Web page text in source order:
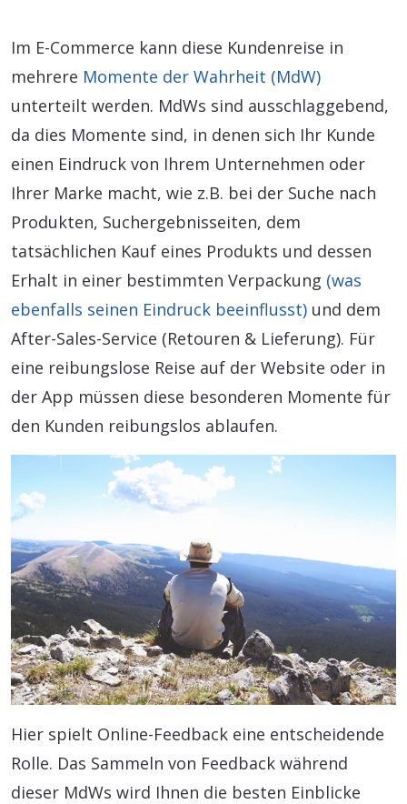
Im E-Commerce kann diese Kundenreise in
mehrere Momente der Wahrheit (MdW)
unterteilt werden. MdWs sind ausschlaggebend,
da dies Momente sind, in denen sich Ihr Kunde
einen Eindruck von Ihrem Unternehmen oder
Ihrer Marke macht, wie z.B. bei der Suche nach
Produkten, Suchergebnisseiten, dem
tatsächlichen Kauf eines Produkts und dessen
Erhalt in einer bestimmten Verpackung (was
ebenfalls seinen Eindruck beeinflusst) und dem
After-Sales-Service (Retouren & Lieferung). Für
eine reibungslose Reise auf der Website oder in
der App müssen diese besonderen Momente für
den Kunden reibungslos ablaufen.
Hier spielt Online-Feedback eine entscheidende
Rolle. Das Sammeln von Feedback während
dieser MdWs wird Ihnen die besten Einblicke